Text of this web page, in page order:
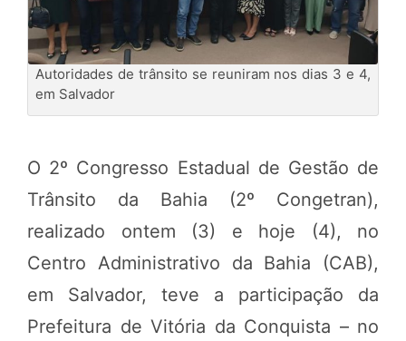
Autoridades de trânsito se reuniram nos dias 3 e 4,
em Salvador
O 2º Congresso Estadual de Gestão de
Trânsito da Bahia (2º Congetran),
realizado ontem (3) e hoje (4), no
Centro Administrativo da Bahia (CAB),
em Salvador, teve a participação da
Prefeitura de Vitória da Conquista – no